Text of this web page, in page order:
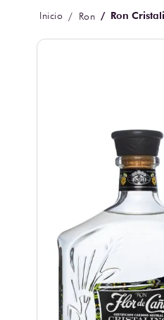
Ron Ron